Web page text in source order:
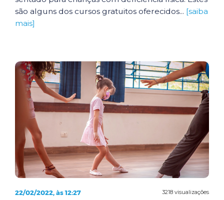
são alguns dos cursos gratuitos oferecidos... [saiba
mais]
3218 visualizações
22/02/2022, às 12:27